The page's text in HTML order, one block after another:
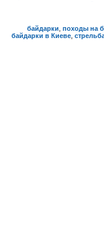
байдарки походы на
байдарки в Киеве,